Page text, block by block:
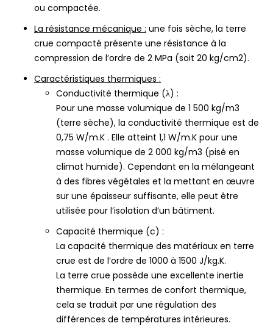
ou compactée.
La résistance mécanique : une fois sèche, la terre
crue compacté présente une résistance à la
compression de l’ordre de 2 MPa (soit 20 kg/cm2).
Caractéristiques thermiques :
Conductivité thermique (λ) :
Pour une masse volumique de 1 500 kg/m3
(terre sèche), la conductivité thermique est de
0,75 W/m.K . Elle atteint 1,1 W/m.K pour une
masse volumique de 2 000 kg/m3 (pisé en
climat humide). Cependant en la mélangeant
à des fibres végétales et la mettant en œuvre
sur une épaisseur suffisante, elle peut être
utilisée pour l’isolation d’un bâtiment.
Capacité thermique (c) :
La capacité thermique des matériaux en terre
crue est de l’ordre de 1000 à 1500 J/kg.K.
La terre crue possède une excellente inertie
thermique. En termes de confort thermique,
cela se traduit par une régulation des
différences de températures intérieures.